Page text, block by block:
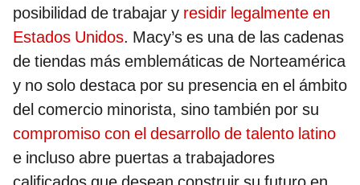
posibilidad de trabajar y residir legalmente en
Estados Unidos. Macy’s es una de las cadenas
de tiendas más emblemáticas de Norteamérica
y no solo destaca por su presencia en el ámbito
del comercio minorista, sino también por su
compromiso con el desarrollo de talento latino
e incluso abre puertas a trabajadores